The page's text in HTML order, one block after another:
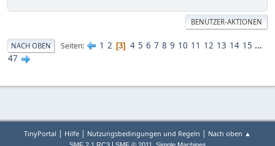
BENUTZER-AKTIONEN
NACH OBEN Seiten 1 2 3 4 5 6 7 8 9 10 11 12 13 14 15 ...
47
TinyPortal | Hilfe | Nutzungsbedingungen und Regeln | Nach oben ▲